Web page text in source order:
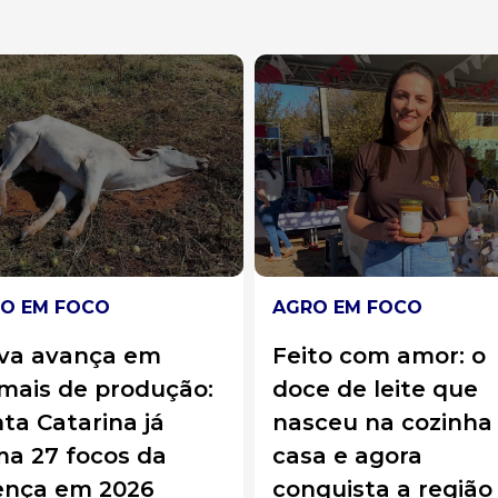
EM FOCO
com amor: o
de leite que
na cozinha de
e agora
a região
AGRO EM FOCO
Governo federal
R$ 13,3 bilhões para
socorrer
rurais e destravar
crédito